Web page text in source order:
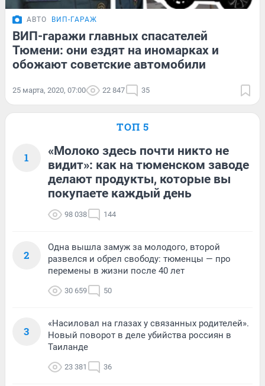
АВТО ВИП-ГАРАЖ
ВИП-гаражи главных спасателей
Тюмени: они ездят на иномарках и
обожают советские автомобили
25 марта, 2020, 07:00 22 847 35
ТОП 5
1
«Молоко здесь почти никто не
видит»: как на тюменском заводе
делают продукты, которые вы
покупаете каждый день
98 038 144
2
Одна вышла замуж за молодого, второй
развелся и обрел свободу: тюменцы — про
перемены в жизни после 40 лет
30 659 50
3
«Насиловал на глазах у связанных родителей».
Новый поворот в деле убийства россиян в
Таиланде
23 381 36